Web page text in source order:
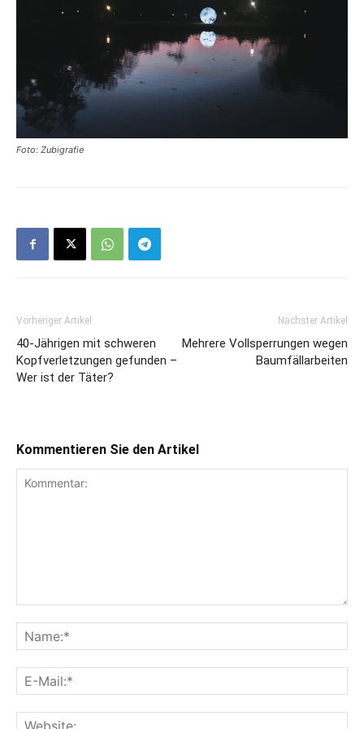
Foto: Zubigrafie
Vorheriger Artikel
40-Jährigen mit schweren
Kopfverletzungen gefunden –
Wer ist der Täter?
Nächster Artikel
Mehrere Vollsperrungen wegen
Baumfällarbeiten
Kommentieren Sie den Artikel